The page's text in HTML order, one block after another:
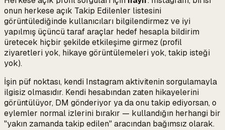
onun herkese açık Takip Edilenler listesini
görüntülediğinde kullanıcıları bilgilendirmez ve iyi
yapılmış üçüncü taraf araçlar hedef hesapla bildirim
üretecek hiçbir şekilde etkileşime girmez (profil
ziyaretleri yok, hikaye görüntülemeleri yok, takip isteği
yok).
İşin püf noktası, kendi Instagram aktivitenin sorgulamayla
ilgisiz olmasıdır. Kendi hesabından zaten hikayelerini
görüntülüyor, DM gönderiyor ya da onu takip ediyorsan, o
eylemler normal izlerini bırakır — kullandığın herhangi bir
"yakın zamanda takip edilen" aracından bağımsız olarak.